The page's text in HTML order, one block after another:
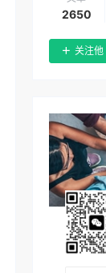
2650
关注他